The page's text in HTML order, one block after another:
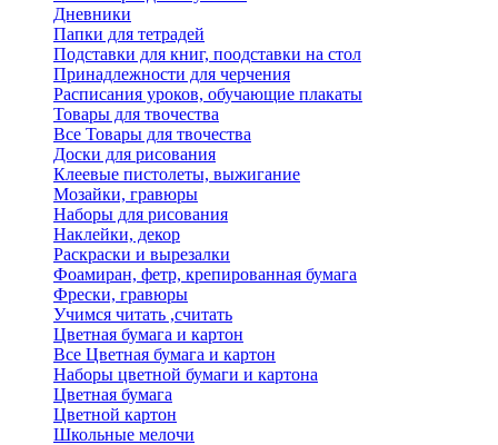
Дневники
Папки для тетрадей
Подставки для книг, поодставки на стол
Принадлежности для черчения
Расписания уроков, обучающие плакаты
Товары для твочества
Все Товары для твочества
Доски для рисования
Клеевые пистолеты, выжигание
Мозайки, гравюры
Наборы для рисования
Наклейки, декор
Раскраски и вырезалки
Фоамиран, фетр, крепированная бумага
Фрески, гравюры
Учимся читать ,считать
Цветная бумага и картон
Все Цветная бумага и картон
Наборы цветной бумаги и картона
Цветная бумага
Цветной картон
Школьные мелочи